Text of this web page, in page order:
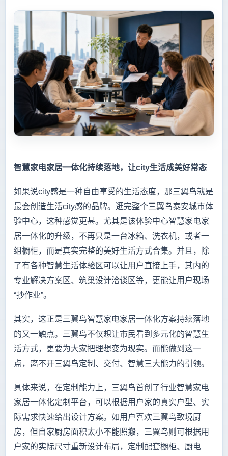
智慧家电家居一体化持续落地，让city生活成美好常态
如果说city感是一种自由享受的生活态度，那三翼鸟就是
最会创造生活city感的品牌。逛完整个三翼鸟泰安城市体
验中心，这种感觉更甚。尤其是该体验中心智慧家电家
居一体化的升级，不再只是一台冰箱、洗衣机，或者一
组橱柜，而是真实完整的美好生活方式合集。并且，除
了有各种智慧生活体验区可以让用户直接上手，其内的
专业解决方案区、筑巢设计洽谈区等，更能让用户现场
“抄作业”。
其实，这正是三翼鸟智慧家电家居一体化方案持续落地
的又一触点。三翼鸟不仅想让市民看到多元化的智慧生
活方式，更要为大家把理想变为现实。而能做到这一
点，离不开三翼鸟定制、交付、智慧三大能力的引领。
具体来说，在定制能力上，三翼鸟首创了行业智慧家电
家居一体化定制平台，可以根据用户家的真实户型、实
际需求快速给出设计方案。如用户喜欢三翼鸟致境厨
房，但自家厨房面积太小不能照搬，三翼鸟则可根据用
户家的实际尺寸重新设计布局，定制配套橱柜、厨电